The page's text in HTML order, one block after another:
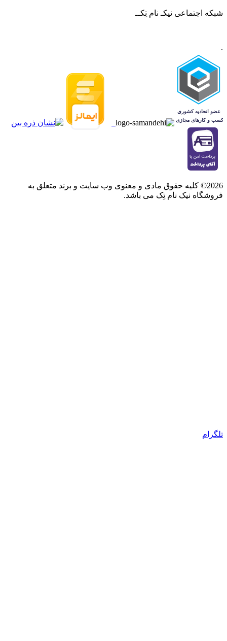
شبکه‌ اجتماعی نیکـ نام تِکــ
.
2026© کلیه حقوق مادی و معنوی وب سایت و برند متعلق به
فروشگاه نیک نام تِک می باشد.
تلگرام